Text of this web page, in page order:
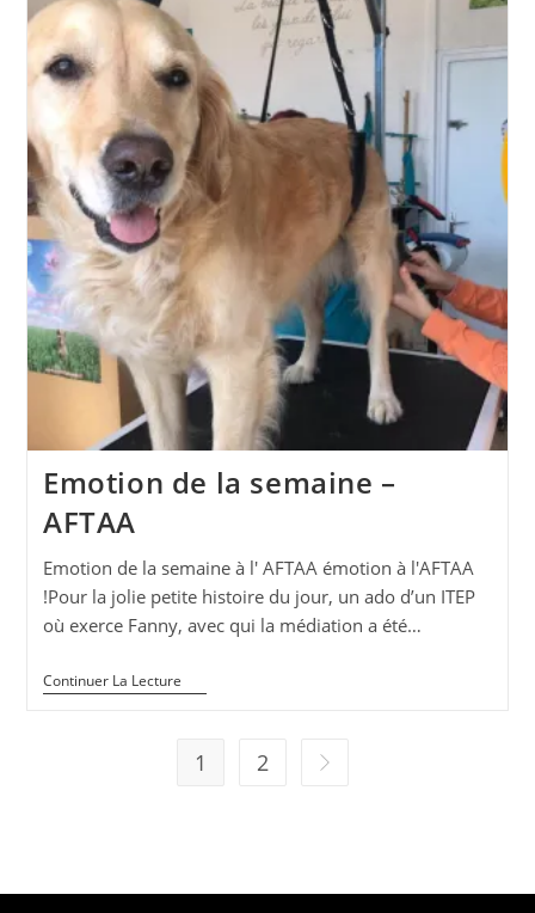
Emotion de la semaine –
AFTAA
Emotion de la semaine à l' AFTAA émotion à l'AFTAA
!Pour la jolie petite histoire du jour, un ado d’un ITEP
où exerce Fanny, avec qui la médiation a été…
Continuer La LectureEmotion
De
AFTAA
1 2 Aller à la page suivante